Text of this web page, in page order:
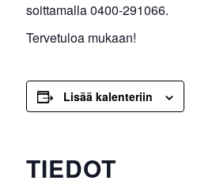
soittamalla 0400-291066.
Tervetuloa mukaan!
Lisää kalenteriin
TIEDOT